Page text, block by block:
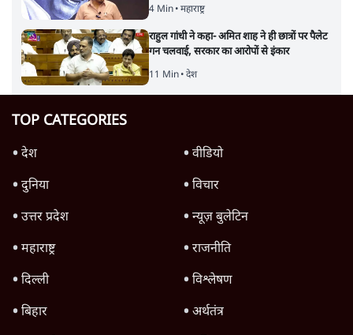
4 Min• महाराष्ट्र
राहुल गांधी ने कहा- अमित शाह ने ही छात्रों पर पैलेट
गन चलवाई, सरकार का आरोपों से इंकार
11 Min• देश
TOP CATEGORIES
देश
वीडियो
दुनिया
विचार
उत्तर प्रदेश
न्यूज़ बुलेटिन
महाराष्ट्र
राजनीति
दिल्ली
विश्लेषण
बिहार
अर्थतंत्र